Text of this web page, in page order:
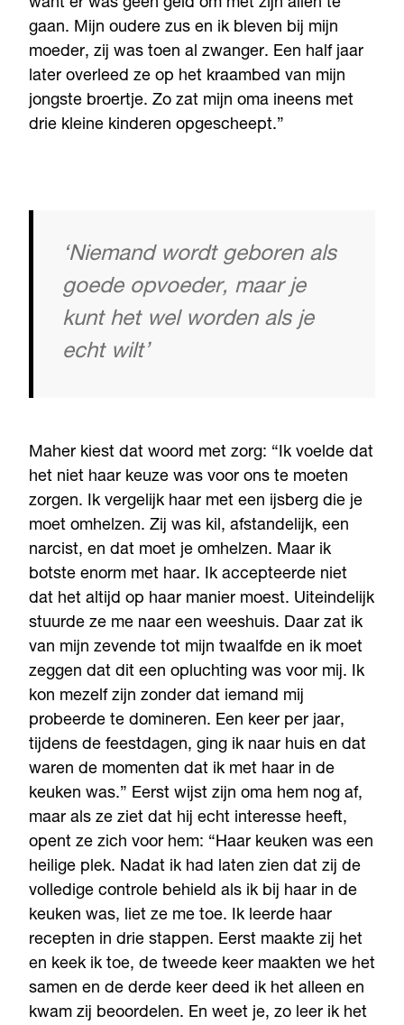
want er was geen geld om met zijn allen te
gaan. Mijn oudere zus en ik bleven bij mijn
moeder, zij was toen al zwanger. Een half jaar
later overleed ze op het kraambed van mijn
jongste broertje. Zo zat mijn oma ineens met
drie kleine kinderen opgescheept.”
‘Niemand wordt geboren als
goede opvoeder, maar je
kunt het wel worden als je
echt wilt’
Maher kiest dat woord met zorg: “Ik voelde dat
het niet haar keuze was voor ons te moeten
zorgen. Ik vergelijk haar met een ijsberg die je
moet omhelzen. Zij was kil, afstandelijk, een
narcist, en dat moet je omhelzen. Maar ik
botste enorm met haar. Ik accepteerde niet
dat het altijd op haar manier moest. Uiteindelijk
stuurde ze me naar een weeshuis. Daar zat ik
van mijn zevende tot mijn twaalfde en ik moet
zeggen dat dit een opluchting was voor mij. Ik
kon mezelf zijn zonder dat iemand mij
probeerde te domineren. Een keer per jaar,
tijdens de feestdagen, ging ik naar huis en dat
waren de momenten dat ik met haar in de
keuken was.” Eerst wijst zijn oma hem nog af,
maar als ze ziet dat hij echt interesse heeft,
opent ze zich voor hem: “Haar keuken was een
heilige plek. Nadat ik had laten zien dat zij de
volledige controle behield als ik bij haar in de
keuken was, liet ze me toe. Ik leerde haar
recepten in drie stappen. Eerst maakte zij het
en keek ik toe, de tweede keer maakten we het
samen en de derde keer deed ik het alleen en
kwam zij beoordelen. En weet je, zo leer ik het